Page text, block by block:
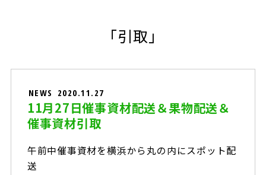
「引取」
NEWS 2020.11.27
11月27日催事資材配送＆果物配送＆
催事資材引取
午前中催事資材を横浜から丸の内にスポット配
送